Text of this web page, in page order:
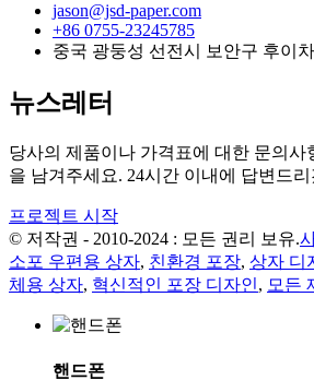
jason@jsd-paper.com
+86 0755-23245785
중국 광둥성 선전시 보안구 후이
뉴스레터
당사의 제품이나 가격표에 대한 문의사
을 남겨주세요. 24시간 이내에 답변드
프로젝트 시작
© 저작권 - 2010-2024 : 모든 권리 보유.
소포 우편용 상자, 친환경 포장, 상자 디
체용 상자, 혁신적인 포장 디자인, 모든
핸드폰